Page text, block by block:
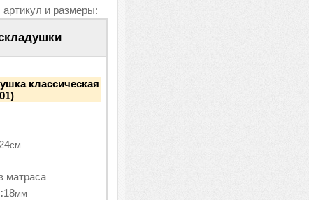
и размеры:
классическая
см
матраса
18мм